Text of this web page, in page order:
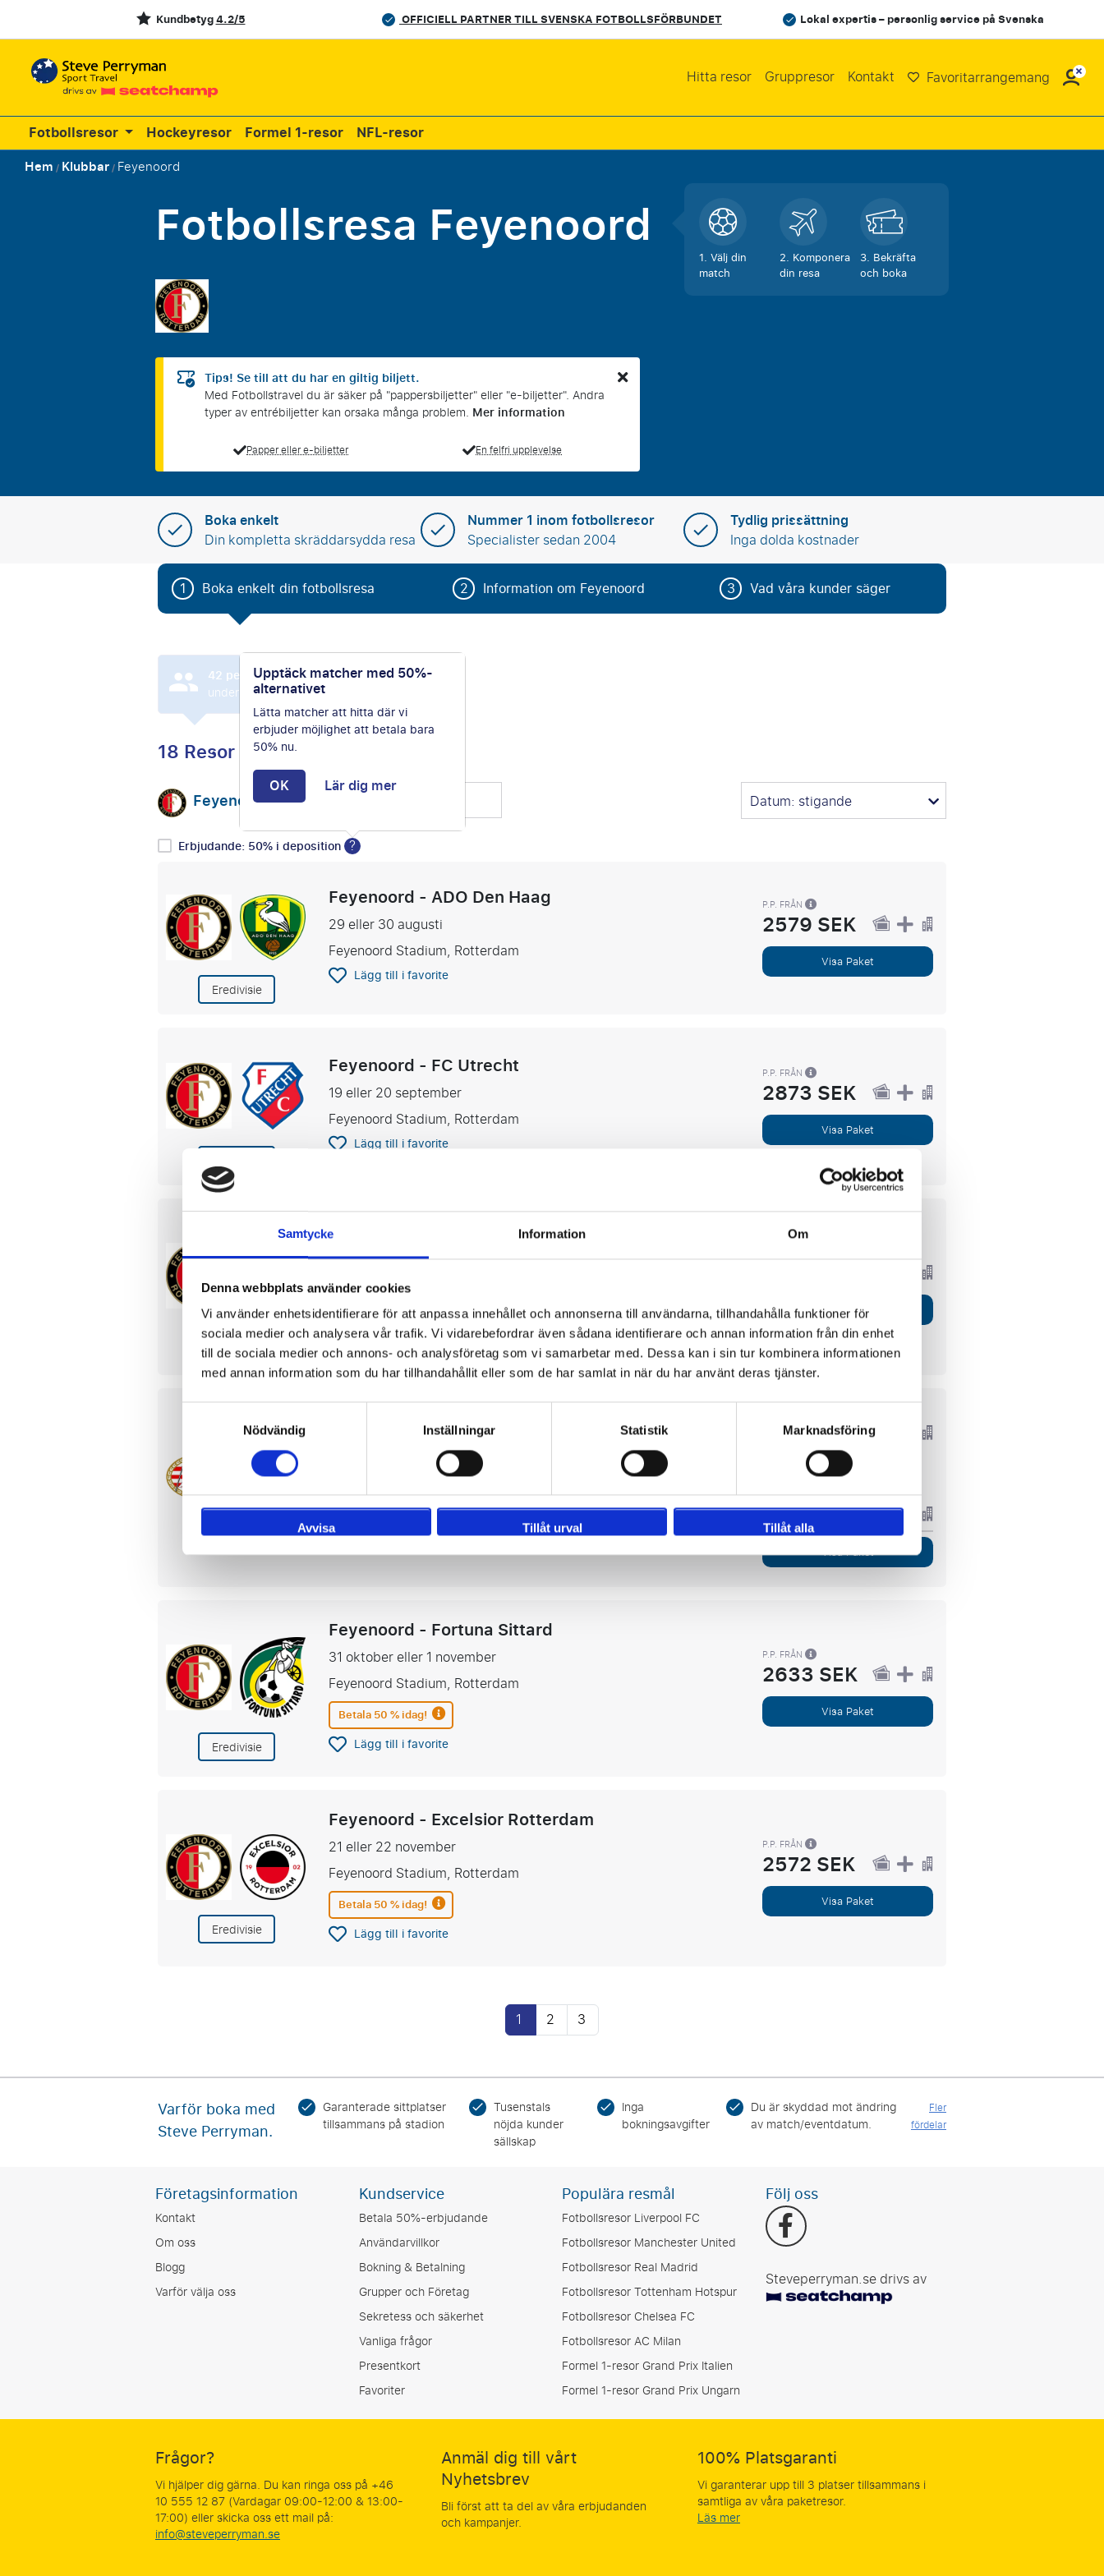
Samtycke Information Om
Denna webbplats använder cookies
Vi använder enhetsidentifierare för att anpassa innehållet och annonserna till användarna, tillhandahålla funktioner för
sociala medier och analysera vår trafik. Vi vidarebefordrar även sådana identifierare och annan information från din enhet
till de sociala medier och annons- och analysföretag som vi samarbetar med. Dessa kan i sin tur kombinera informationen
med annan information som du har tillhandahållit eller som de har samlat in när du har använt deras tjänster.
Nödvändig
Inställningar Statistik Marknadsföring
Avvisa Tillåt urval Tillåt alla
Kundbetyg4.2/5 OFFICIELL PARTNER TILL SVENSKA FOTBOLLSFÖRBUNDET Lokal expertis – personlig service på Svenska
Hitta resor Gruppresor Kontakt Favoritarrangemang
Fotbollsresor Hockeyresor Formel 1-resor NFL-resor
Hem/Klubbar/Feyenoord
Fotbollsresa Feyenoord
Tips! Se till att du har en giltig biljett.
Med Fotbollstravel du är säker på "pappersbiljetter" eller "e-biljetter". Andra
typer av entrébiljetter kan orsaka många problem. Mer information
Papper eller e-biljetter En felfri upplevelse
1. Välj din
match
2. Komponera
din resa
3. Bekräfta
och boka
Boka enkelt
Din kompletta skräddarsydda resa
Nummer 1 inom fotbollsresor
Specialister sedan 2004
Tydlig prissättning
Inga dolda kostnader
1 Boka enkelt din fotbollsresa 2 Information om Feyenoord 3 Vad våra kunder säger
42 personer kollade Feyenoord - paket
under de senaste 24 timmarna.
18 Resor
Feyenoord vs Välj motståndare Datum: stigande
Erbjudande: 50% i deposition ?
Eredivisie
Feyenoord - ADO Den Haag
29 eller 30 augusti
Feyenoord Stadium, Rotterdam
Lägg till i favorite
P.P. FRÅN
2579 SEK
Visa Paket
Feyenoord - FC Utrecht
19 eller 20 september
Feyenoord Stadium, Rotterdam
Lägg till i favorite
P.P. FRÅN
2873 SEK
Visa Paket
Eredivisie
Feyenoord - AZ Alkmaar
10 eller 11 oktober
Feyenoord Stadium, Rotterdam
Betala 50 % idag!
Lägg till i favorite
Visa Paket
Eredivisie
PSV - Feyenoord
24 eller 25 oktober
Philips Stadium, Eindhoven
Betala 50 % idag!
Lägg till i favorite
3893 SEK
8180 SEK
Visa Paket
Eredivisie
Feyenoord - Fortuna Sittard
31 oktober eller 1 november
Feyenoord Stadium, Rotterdam
Betala 50 % idag!
Lägg till i favorite
P.P. FRÅN
2633 SEK
Visa Paket
Eredivisie
Feyenoord - Excelsior Rotterdam
21 eller 22 november
Feyenoord Stadium, Rotterdam
Betala 50 % idag!
Lägg till i favorite
P.P. FRÅN
2572 SEK
Visa Paket
1 2 3
Varför boka med
Steve Perryman.
Garanterade sittplatser
tillsammans på stadion
Tusenstals
nöjda kunder
sällskap
Inga
bokningsavgifter
Du är skyddad mot ändring
av match/eventdatum.
Fler
fördelar
Företagsinformation
Kontakt
Om oss
Blogg
Varför välja oss
Kundservice
Betala 50%-erbjudande
Användarvillkor
Bokning & Betalning
Grupper och Företag
Sekretess och säkerhet
Vanliga frågor
Presentkort
Favoriter
Populära resmål
Fotbollsresor Liverpool FC
Fotbollsresor Manchester United
Fotbollsresor Real Madrid
Fotbollsresor Tottenham Hotspur
Fotbollsresor Chelsea FC
Fotbollsresor AC Milan
Formel 1-resor Grand Prix Italien
Formel 1-resor Grand Prix Ungarn
Följ oss
Steveperryman.se drivs av
Frågor?
Vi hjälper dig gärna. Du kan ringa oss på +46
10 555 12 87 (Vardagar 09:00-12:00 & 13:00-
17:00) eller skicka oss ett mail på:
info@steveperryman.se
Anmäl dig till vårt
Nyhetsbrev
Bli först att ta del av våra erbjudanden
och kampanjer.
100% Platsgaranti
Vi garanterar upp till 3 platser tillsammans i
samtliga av våra paketresor.
Läs mer
Upptäck matcher med 50%-
alternativet
Lätta matcher att hitta där vi
erbjuder möjlighet att betala bara
50% nu.
OK Lär dig mer